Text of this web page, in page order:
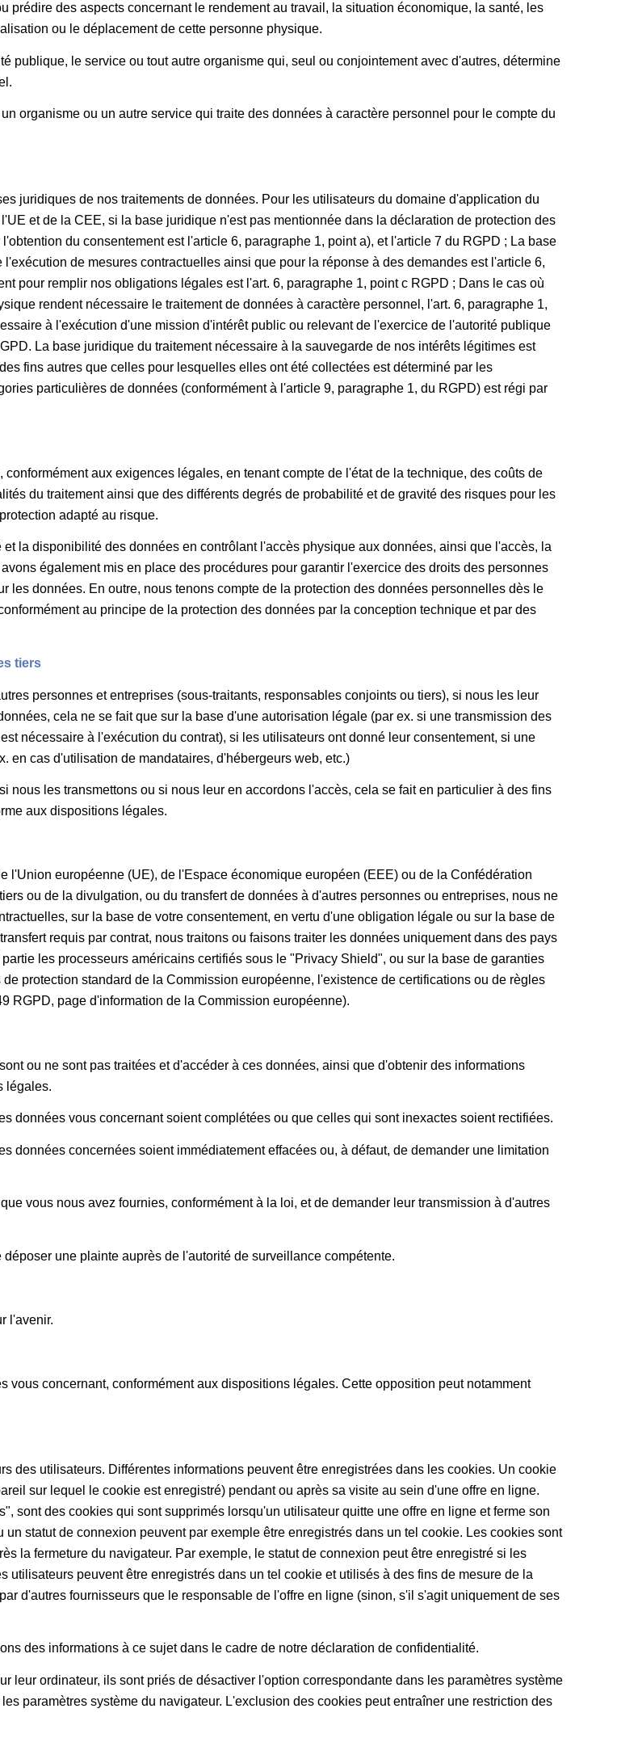
des aspects concernant le rendement au travail, la situation économique, la santé, les
ou le déplacement de cette personne physique.
publique, le service ou tout autre organisme qui, seul ou conjointement avec d'autres, détermine
organisme ou un autre service qui traite des données à caractère personnel pour le compte du
juridiques de nos traitements de données. Pour les utilisateurs du domaine d'application du
et de la CEE, si la base juridique n'est pas mentionnée dans la déclaration de protection des
du consentement est l'article 6, paragraphe 1, point a), et l'article 7 du RGPD ; La base
de mesures contractuelles ainsi que pour la réponse à des demandes est l'article 6,
pour remplir nos obligations légales est l'art. 6, paragraphe 1, point c RGPD ; Dans le cas où
rendent nécessaire le traitement de données à caractère personnel, l'art. 6, paragraphe 1,
à l'exécution d'une mission d'intérêt public ou relevant de l'exercice de l'autorité publique
La base juridique du traitement nécessaire à la sauvegarde de nos intérêts légitimes est
fins autres que celles pour lesquelles elles ont été collectées est déterminé par les
particulières de données (conformément à l'article 9, paragraphe 1, du RGPD) est régi par
aux exigences légales, en tenant compte de l'état de la technique, des coûts de
du traitement ainsi que des différents degrés de probabilité et de gravité des risques pour les
adapté au risque.
la disponibilité des données en contrôlant l'accès physique aux données, ainsi que l'accès, la
également mis en place des procédures pour garantir l'exercice des droits des personnes
les données. En outre, nous tenons compte de la protection des données personnelles dès le
au principe de la protection des données par la conception technique et par des
tiers
personnes et entreprises (sous-traitants, responsables conjoints ou tiers), si nous les leur
cela ne se fait que sur la base d'une autorisation légale (par ex. si une transmission des
nécessaire à l'exécution du contrat), si les utilisateurs ont donné leur consentement, si une
en cas d'utilisation de mandataires, d'hébergeurs web, etc.)
les transmettons ou si nous leur en accordons l'accès, cela se fait en particulier à des fins
aux dispositions légales.
l'Union européenne (UE), de l'Espace économique européen (EEE) ou de la Confédération
ou de la divulgation, ou du transfert de données à d'autres personnes ou entreprises, nous ne
sur la base de votre consentement, en vertu d'une obligation légale ou sur la base de
requis par contrat, nous traitons ou faisons traiter les données uniquement dans des pays
les processeurs américains certifiés sous le "Privacy Shield", ou sur la base de garanties
protection standard de la Commission européenne, l'existence de certifications ou de règles
RGPD, page d'information de la Commission européenne).
ou ne sont pas traitées et d'accéder à ces données, ainsi que d'obtenir des informations
légales.
données vous concernant soient complétées ou que celles qui sont inexactes soient rectifiées.
données concernées soient immédiatement effacées ou, à défaut, de demander une limitation
vous nous avez fournies, conformément à la loi, et de demander leur transmission à d'autres
une plainte auprès de l'autorité de surveillance compétente.
l'avenir.
vous concernant, conformément aux dispositions légales. Cette opposition peut notamment
des utilisateurs. Différentes informations peuvent être enregistrées dans les cookies. Un cookie
sur lequel le cookie est enregistré) pendant ou après sa visite au sein d'une offre en ligne.
sont des cookies qui sont supprimés lorsqu'un utilisateur quitte une offre en ligne et ferme son
statut de connexion peuvent par exemple être enregistrés dans un tel cookie. Les cookies sont
la fermeture du navigateur. Par exemple, le statut de connexion peut être enregistré si les
peuvent être enregistrés dans un tel cookie et utilisés à des fins de mesure de la
d'autres fournisseurs que le responsable de l'offre en ligne (sinon, s'il s'agit uniquement de ses
des informations à ce sujet dans le cadre de notre déclaration de confidentialité.
leur ordinateur, ils sont priés de désactiver l'option correspondante dans les paramètres système
paramètres système du navigateur. L'exclusion des cookies peut entraîner une restriction des